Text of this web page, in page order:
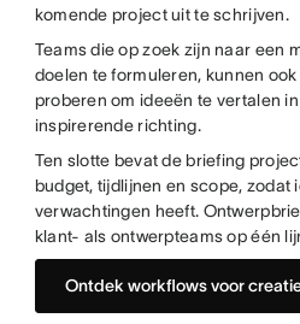
komende project uit te schrijven.
Teams die op zoek zijn naar een
doelen te formuleren, kunnen
proberen om ideeën te vertalen
inspirerende richting.
Ten slotte bevat de briefing
budget, tijdlijnen en scope, zodat
verwachtingen heeft.
klant- als ontwerpteams op één
Ontdek workflows voor